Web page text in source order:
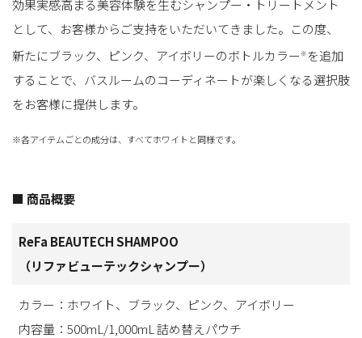
効果実感高まる美容体験を生むシャンプー・トリートメント
として、お客様からご支持をいただいてきました。この度、
新たにブラック、ピンク、アイボリーのボトルカラー ※ を追加
することで、バスルームのコーディネートが楽しくなる選択肢
をお客様に提供します。
※各アイテムごとの成分は、すべてホワイトと同様です。
■ 商品概要
ReFa BEAUTECH SHAMPOO
（リファビューテックシャンプー）
カラー：ホワイト、ブラック、ピンク、アイボリー
内容量：500mL/1,000mL 詰め替えパウチ